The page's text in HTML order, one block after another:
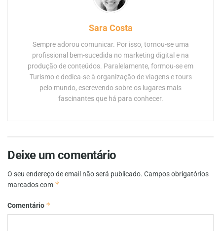
Sara Costa
Sempre adorou comunicar. Por isso, tornou-se uma
profissional bem-sucedida no marketing digital e na
produção de conteúdos. Paralelamente, formou-se em
Turismo e dedica-se à organização de viagens e tours
pelo mundo, escrevendo sobre os lugares mais
fascinantes que há para conhecer.
Deixe um comentário
O seu endereço de email não será publicado. Campos obrigatórios
marcados com *
Comentário *